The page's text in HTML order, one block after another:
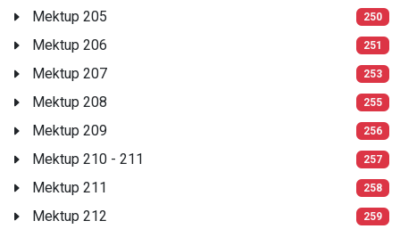
Mektup 205 250
Mektup 206 251
Mektup 207 253
Mektup 208 255
Mektup 209 256
Mektup 210 - 211 257
Mektup 211 258
Mektup 212 259